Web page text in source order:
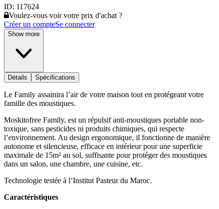
ID: 117624
Voulez-vous voir votre prix d'achat ?
Créer un compteSe connecter
Show more
Détails Spécifications
Le Family assainira l’air de votre maison tout en protégeant votre
famille des moustiques.
Moskitofree Family, est un répulsif anti-moustiques portable non-
toxique, sans pesticides ni produits chimiques, qui respecte
l’environnement. Au design ergonomique, il fonctionne de manière
autonome et silencieuse, efficace en intérieur pour une superficie
maximale de 15m² au sol, suffisante pour protéger des moustiques
dans un salon, une chambre, une cuisine, etc.
Technologie testée à l’Institut Pasteur du Maroc.
Caractéristiques